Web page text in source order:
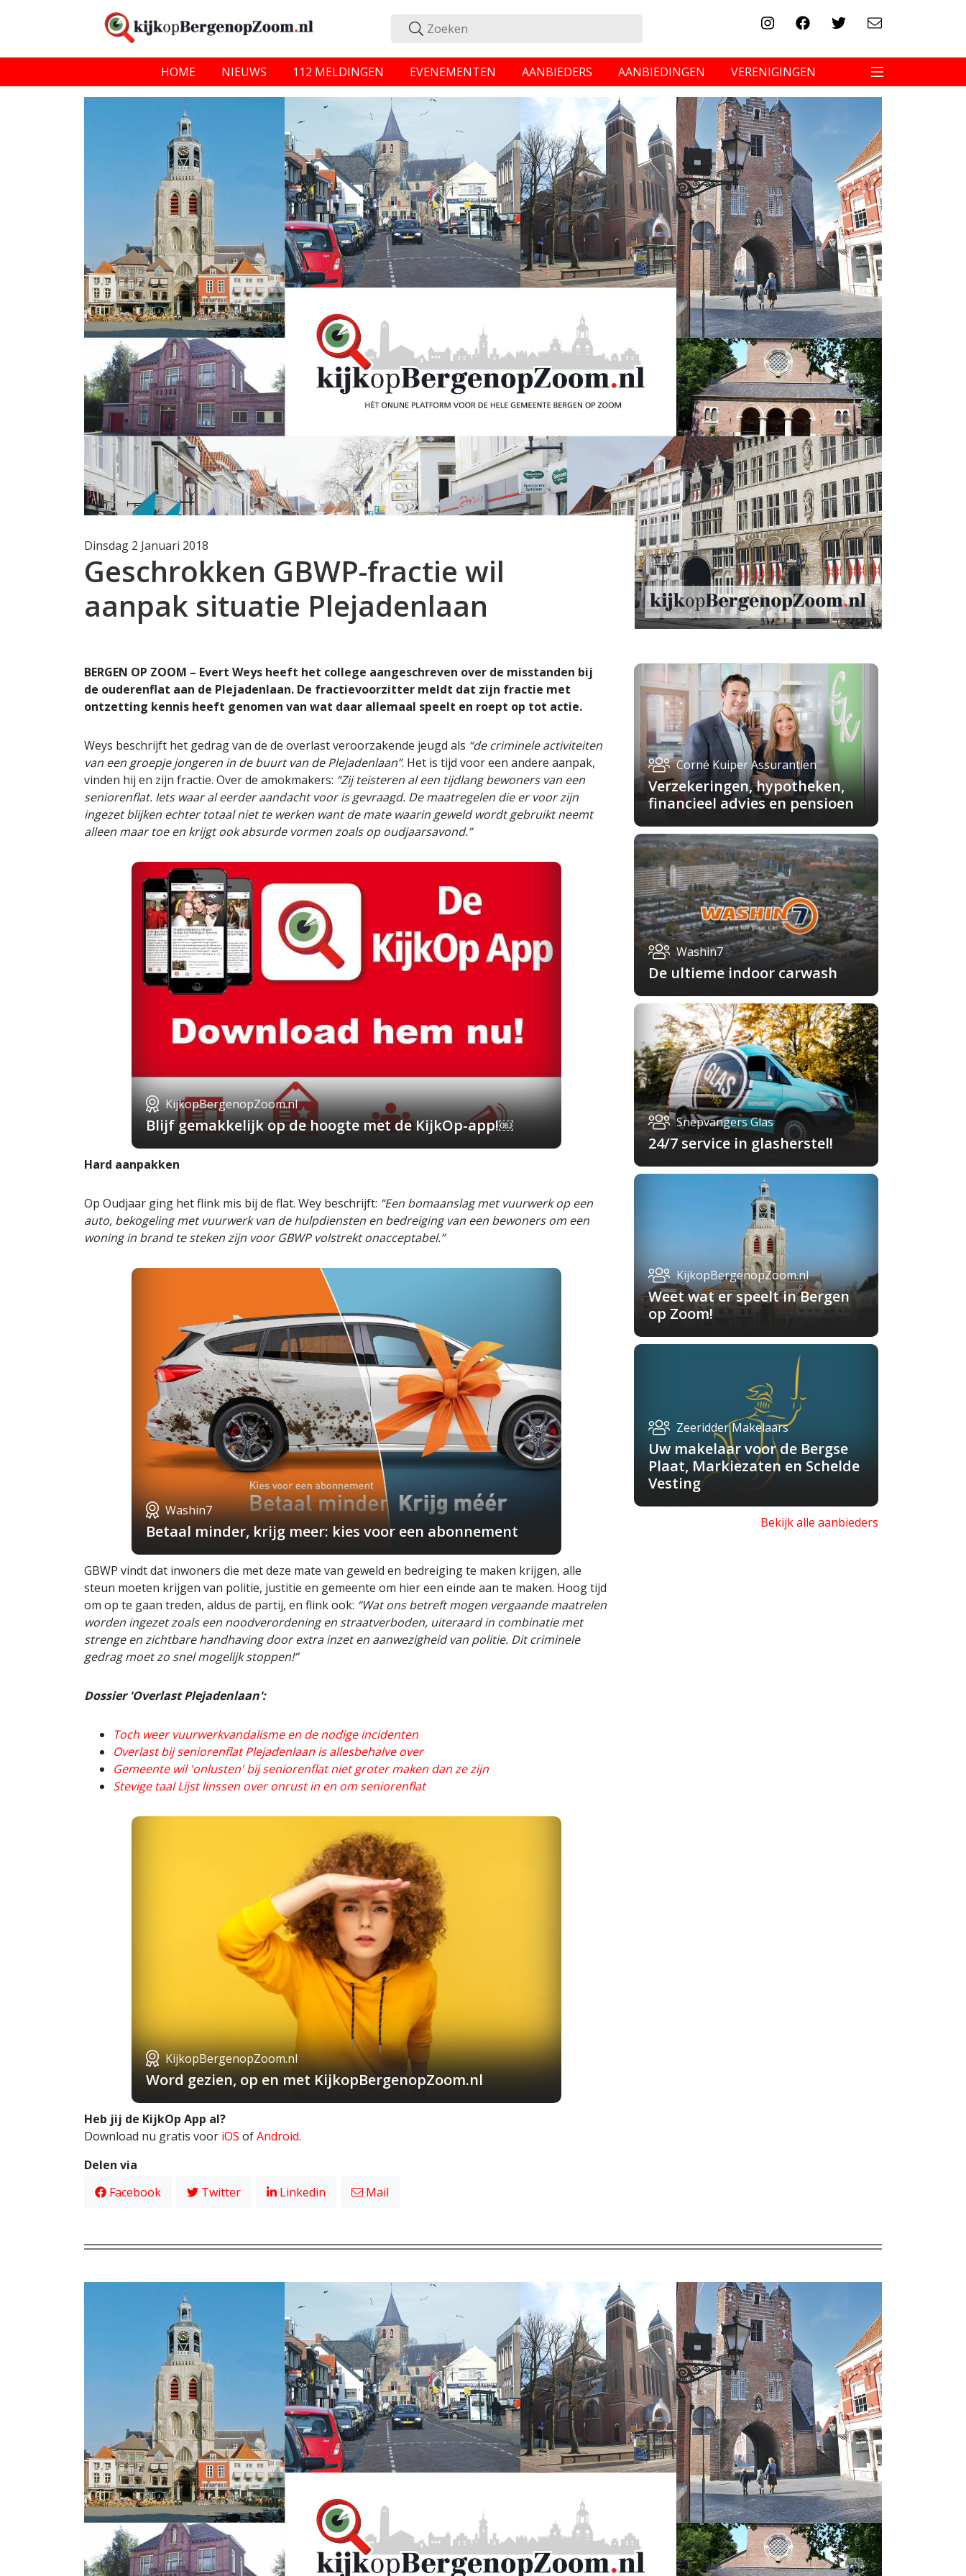
HOME NIEUWS 112 MELDINGEN EVENEMENTEN AANBIEDERS AANBIEDINGEN VERENIGINGEN
Dinsdag 2 Januari 2018
Geschrokken GBWP-fractie wil
aanpak situatie Plejadenlaan
BERGEN OP ZOOM – Evert Weys heeft het college aangeschreven over de misstanden bij
de ouderenflat aan de Plejadenlaan. De fractievoorzitter meldt dat zijn fractie met
ontzetting kennis heeft genomen van wat daar allemaal speelt en roept op tot actie.
Weys beschrijft het gedrag van de de overlast veroorzakende jeugd als “de criminele activiteiten
van een groepje jongeren in de buurt van de Plejadenlaan”. Het is tijd voor een andere aanpak,
vinden hij en zijn fractie. Over de amokmakers: “Zij teisteren al een tijdlang bewoners van een
seniorenflat. Iets waar al eerder aandacht voor is gevraagd. De maatregelen die er voor zijn
ingezet blijken echter totaal niet te werken want de mate waarin geweld wordt gebruikt neemt
alleen maar toe en krijgt ook absurde vormen zoals op oudjaarsavond.”
KijkopBergenopZoom.nl
Blijf gemakkelijk op de hoogte met de KijkOp-app!￼
Hard aanpakken
Op Oudjaar ging het flink mis bij de flat. Wey beschrijft: “Een bomaanslag met vuurwerk op een
auto, bekogeling met vuurwerk van de hulpdiensten en bedreiging van een bewoners om een
woning in brand te steken zijn voor GBWP volstrekt onacceptabel.”
Washin7
Betaal minder, krijg meer: kies voor een abonnement
GBWP vindt dat inwoners die met deze mate van geweld en bedreiging te maken krijgen, alle
steun moeten krijgen van politie, justitie en gemeente om hier een einde aan te maken. Hoog tijd
om op te gaan treden, aldus de partij, en flink ook: “Wat ons betreft mogen vergaande maatrelen
worden ingezet zoals een noodverordening en straatverboden, uiteraard in combinatie met
strenge en zichtbare handhaving door extra inzet en aanwezigheid van politie. Dit criminele
gedrag moet zo snel mogelijk stoppen!”
Dossier 'Overlast Plejadenlaan':
Toch weer vuurwerkvandalisme en de nodige incidenten
Overlast bij seniorenflat Plejadenlaan is allesbehalve over
Gemeente wil 'onlusten' bij seniorenflat niet groter maken dan ze zijn
Stevige taal Lijst linssen over onrust in en om seniorenflat
KijkopBergenopZoom.nl
Word gezien, op en met KijkopBergenopZoom.nl
Heb jij de KijkOp App al?
Download nu gratis voor iOS ofAndroid.
Delen via
Facebook
Twitter Linkedin Mail
Corné Kuiper Assurantiën
Verzekeringen, hypotheken,
financieel advies en pensioen
Washin7
De ultieme indoor carwash
Snepvangers Glas
24/7 service in glasherstel!
KijkopBergenopZoom.nl
Weet wat er speelt in Bergen
op Zoom!
Zeeridder Makelaars
Uw makelaar voor de Bergse
Plaat, Markiezaten en Schelde
Vesting
Bekijk alle aanbieders